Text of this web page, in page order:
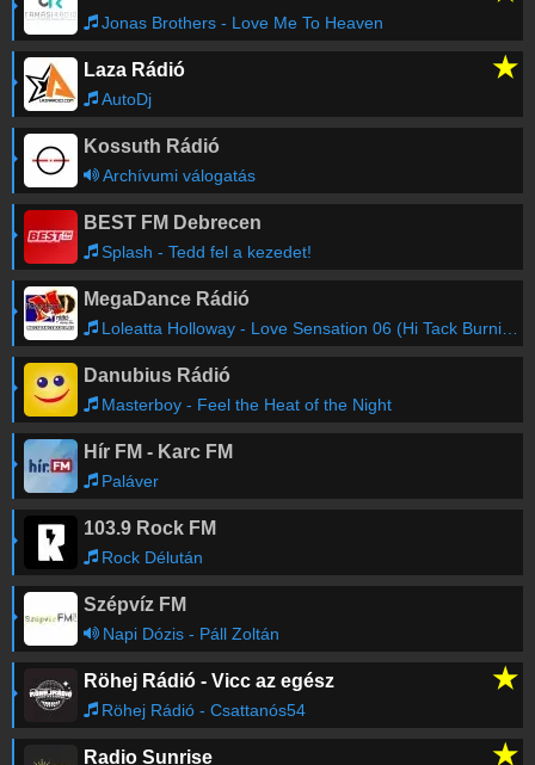
Jonas Brothers - Love Me To Heaven
Laza Rádió ★
AutoDj
Kossuth Rádió
Archívumi válogatás
BEST FM Debrecen
Splash - Tedd fel a kezedet!
MegaDance Rádió
Loleatta Holloway - Love Sensation 06 (Hi Tack Burnin' Up Club Mix)
Danubius Rádió
Masterboy - Feel the Heat of the Night
Hír FM - Karc FM
Paláver
103.9 Rock FM
Rock Délután
Szépvíz FM
Napi Dózis - Páll Zoltán
Röhej Rádió - Vicc az egész ★
Röhej Rádió - Csattanós54
Radio Sunrise ★